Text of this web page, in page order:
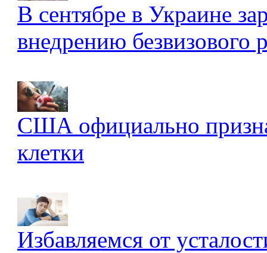
В сентябре в Украине
внедрению безвизового
США официально
клетки
Избавляемся от